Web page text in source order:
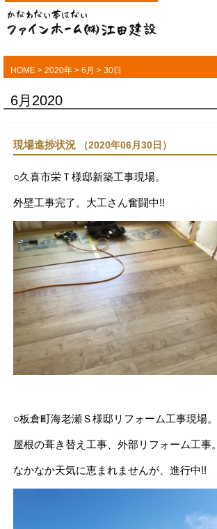
HOME > 2020年 > 6月 > 30日
6月2020
現場進捗状況 （2020年06月30日）
○久喜市栄Ｔ様邸新築工事現場。
外壁工事完了。大工さん奮闘中!!
○板倉町海老瀬Ｓ様邸リフォーム工事現場。
屋根の葺き替え工事、外部リフォーム工事。
なかなか天気に恵まれませんが、進行中!!